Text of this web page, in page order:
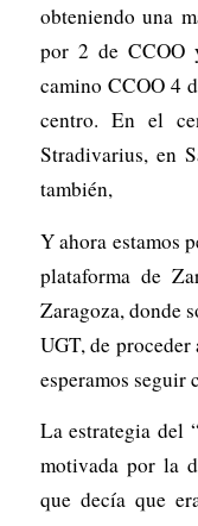
obteniendo una
por 2 de CCOO
camino CCOO 4
centro. En el
Stradivarius, en
también,
Y ahora estamos
plataforma de
Zaragoza, donde
UGT, de
esperamos seguir
La estrategia del
motivada por la
que decía que